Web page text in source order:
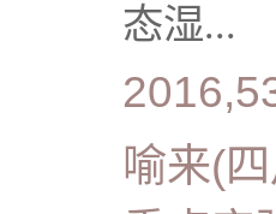
态湿...
喻来(